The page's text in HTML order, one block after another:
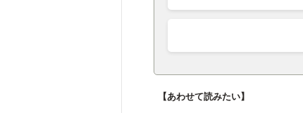
【あわせて読みたい】